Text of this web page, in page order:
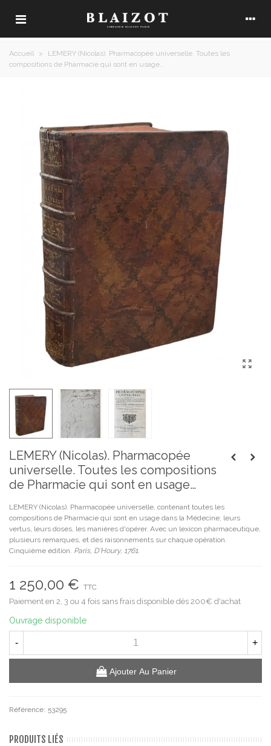
Accueil >
LEMERY (Nicolas). Pharmacopée universelle. Toutes les
compositions de Pharmacie qui sont en usage…
LEMERY (Nicolas). Pharmacopée
universelle. Toutes les compositions
de Pharmacie qui sont en usage…
LEMERY (Nicolas). Pharmacopée universelle, contenant toutes les
compositions de Pharmacie qui sont en usage dans la Médecine; leurs
vertus, leurs doses, les manières d'opérer. Avec un lexicon pharmaceutique,
plusieurs remarques, et des raisonnements sur chaque opération.
Cinquième édition. Paris, D'Houry, 1761.
1 250,00 € TTC
Paiement en 2, 3 ou 4 fois sans frais disponible dès 200€ d'achat
Ouvrage disponible
- +
Ajouter Au Panier
Référence: 53295
PRODUITS LIÉS